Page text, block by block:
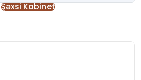
Şəxsi Kabinet